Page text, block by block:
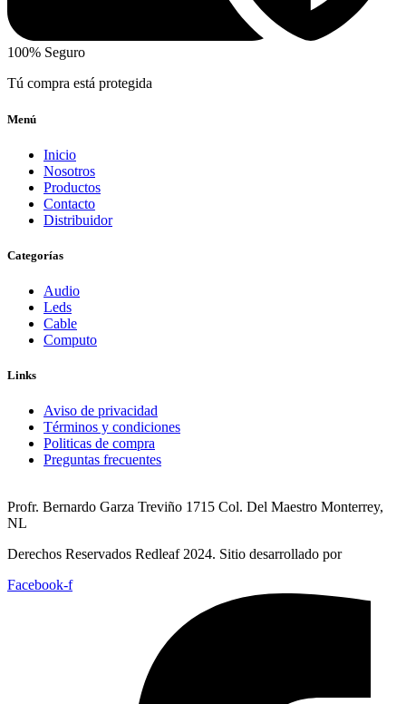
100% Seguro
Tú compra está protegida
Menú
Inicio
Nosotros
Productos
Contacto
Distribuidor
Categorías
Audio
Leds
Cable
Computo
Links
Aviso de privacidad
Términos y condiciones
Politicas de compra
Preguntas frecuentes
Profr. Bernardo Garza Treviño 1715 Col. Del Maestro Monterrey,
NL
Derechos Reservados Redleaf 2024. Sitio desarrollado por
Facebook-f